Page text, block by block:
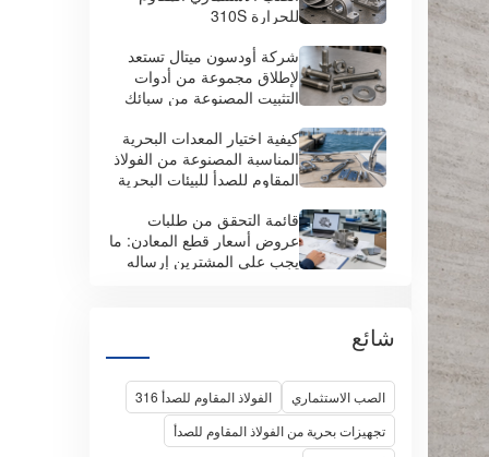
للحرارة 310S
شركة أودسون ميتال تستعد
لإطلاق مجموعة من أدوات
التثبيت المصنوعة من سبائك
2026
كيفية اختيار المعدات البحرية
المناسبة المصنوعة من الفولاذ
المقاوم للصدأ للبيئات البحرية
قائمة التحقق من طلبات
عروض أسعار قطع المعادن: ما
يجب على المشترين إرساله
شائع
الصب الاستثماري
الفولاذ المقاوم للصدأ 316
تجهيزات بحرية من الفولاذ المقاوم للصدأ